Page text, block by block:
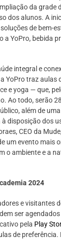
da grade
dos alunos. A
de bem-
a YoPro, bebida
integral e
YoPro traz aulas
e yoga — que,
Ao todo, serão
além de
disposição dos
CEO da
um evento mais
o ambiente e a
2024
e visitantes
ser
pela Play
de preferência.